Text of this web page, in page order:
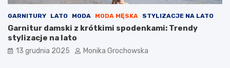
e
l
ę
g
a
GARNITURY LATO MODA MODA MĘSKA STYLIZACJE NA LATO
Garnitur damski z krótkimi spodenkami: Trendy
stylizacje na lato
13 grudnia 2025 Monika Grochowska